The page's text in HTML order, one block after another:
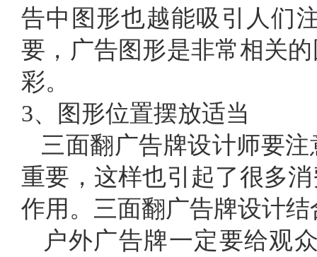
告中图形也越能吸引人们
要，广告图形是非常相关
彩。
3、图形位置摆放适当
三面翻广告牌设计师要注
重要，这样也引起了很多
作用。三面翻广告牌设计
户外广告牌一定要给观